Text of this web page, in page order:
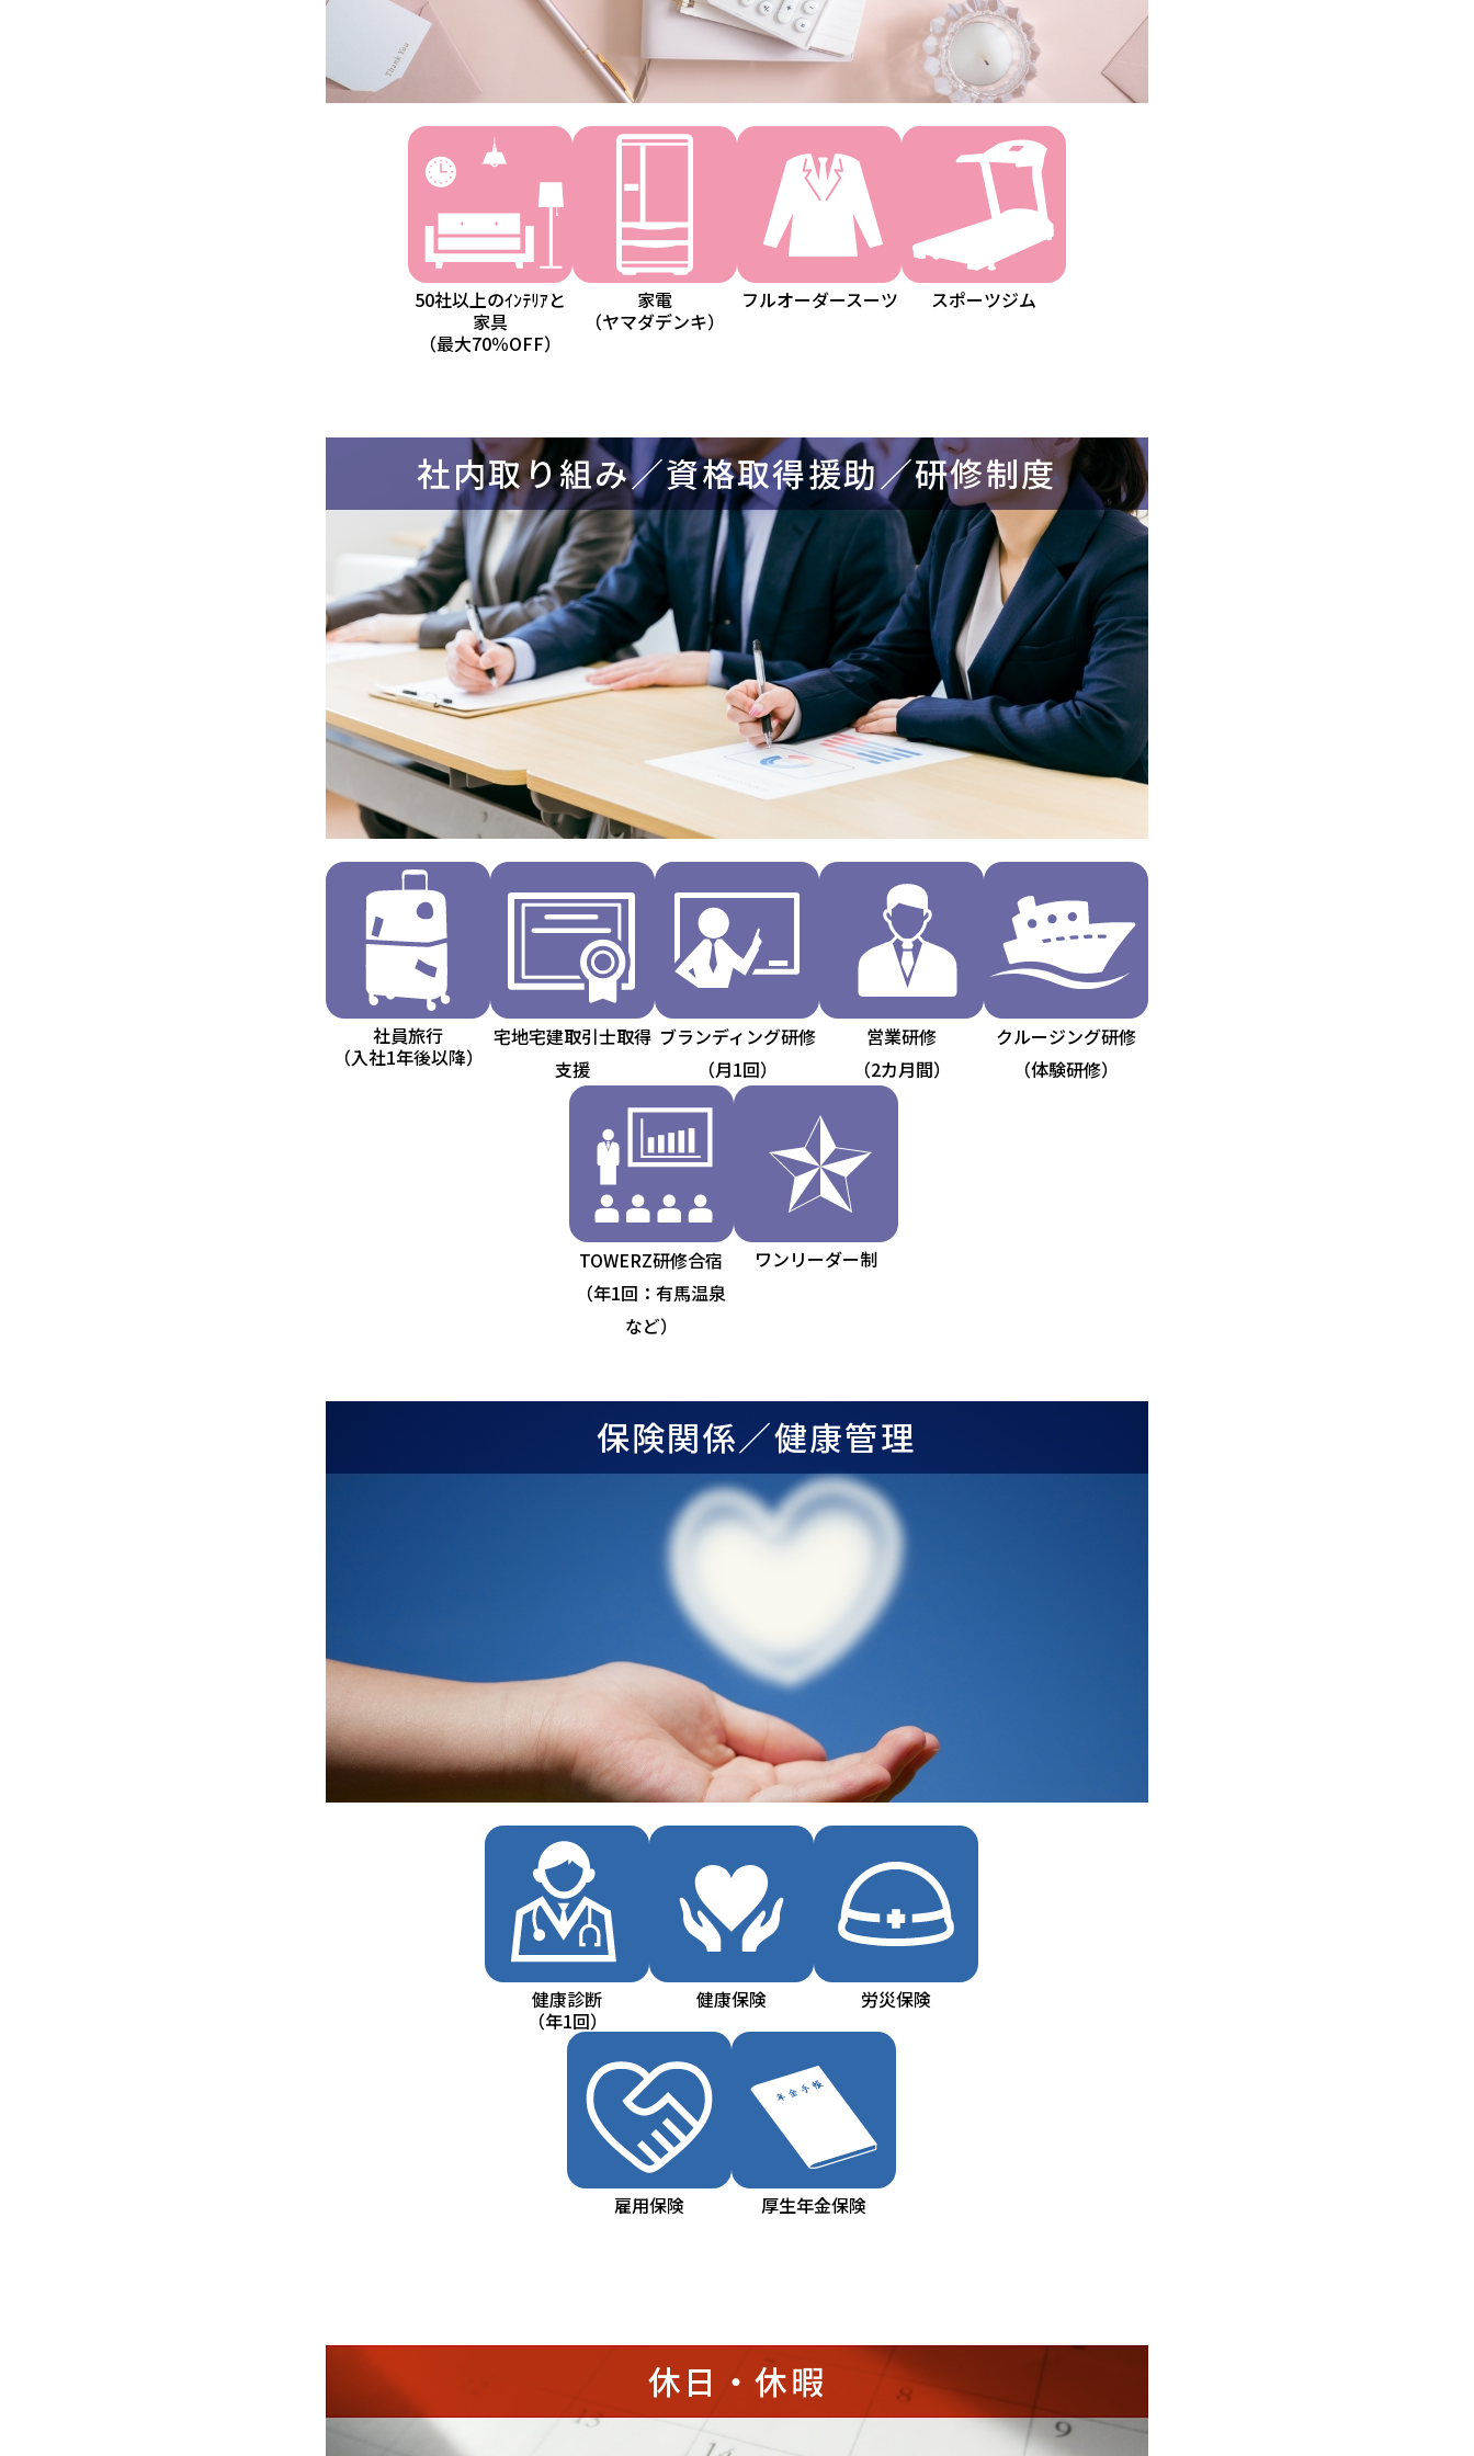
50社以上のｲﾝﾃﾘｱと
家具
（最大70％OFF）
家電
（ヤマダデンキ）
フルオーダースーツ スポーツジム
社内取り組み／資格取得援助／研修制度
社員旅行
（入社1年後以降）
宅地宅建取引士取得
支援
ブランディング研修
（月1回）
営業研修
（2カ月間）
クルージング研修
（体験研修）
TOWERZ研修合宿
（年1回：有馬温泉
など）
ワンリーダー制
保険関係／健康管理
健康診断
（年1回）
健康保険 労災保険
雇用保険 厚生年金保険
休日・休暇